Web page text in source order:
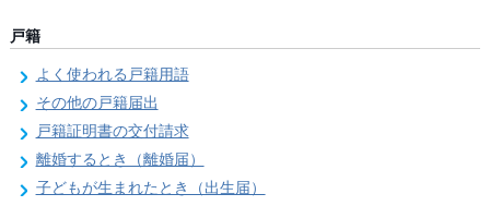
戸籍
よく使われる戸籍用語
その他の戸籍届出
戸籍証明書の交付請求
離婚するとき（離婚届）
子どもが生まれたとき（出生届）